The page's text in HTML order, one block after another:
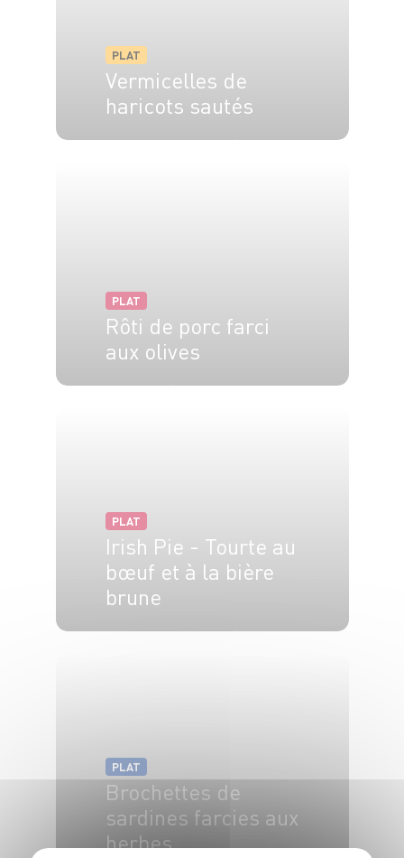
PLAT
Vermicelles de
haricots sautés
PLAT
Rôti de porc farci
aux olives
PLAT
Irish Pie - Tourte au
bœuf et à la bière
brune
PLAT
Brochettes de
sardines farcies aux
herbes